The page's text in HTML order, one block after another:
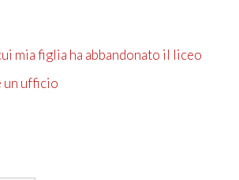
mia figlia ha abbandonato il liceo
un ufficio